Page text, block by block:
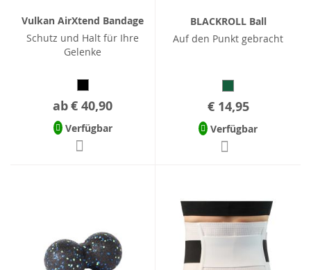
Vulkan AirXtend Bandage
Schutz und Halt für Ihre
Gelenke
ab€ 40,90
Verfügbar
BLACKROLL Ball
Auf den Punkt gebracht
€ 14,95
Verfügbar